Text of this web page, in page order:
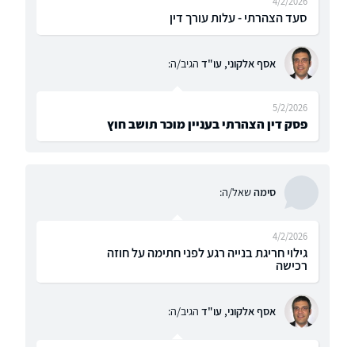
סעד הצהרתי - עלות עורך דין
אסף אלקוני, עו"ד הגיב/ה:
פסק דין הצהרתי בעניין מוכר תושב חוץ
5/2/2026
סימהשאל/ה:
גילוי חריגת בנייה רגע לפני חתימה על חוזה
רכישה
4/2/2026
אסף אלקוני, עו"ד הגיב/ה: